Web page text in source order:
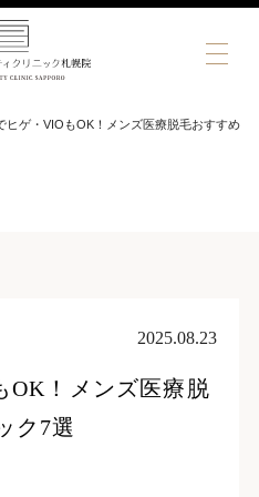
ヒゲ・VIOもOK！メンズ医療脱毛おすすめ
2025.08.23
OK！メンズ医療脱
ク7選